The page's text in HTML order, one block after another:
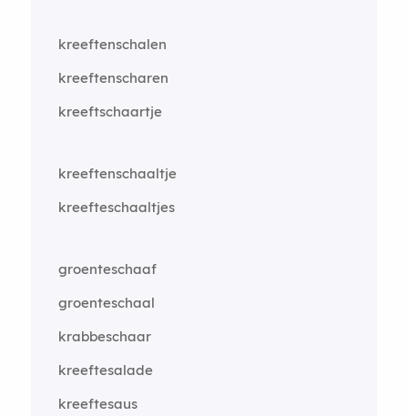
kreeftenschalen
kreeftenscharen
kreeftschaartje
kreeftenschaaltje
kreefteschaaltjes
groenteschaaf
groenteschaal
krabbeschaar
kreeftesalade
kreeftesaus